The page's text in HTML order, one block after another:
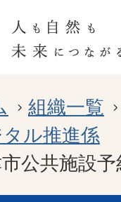
組織一覧
ル推進係
公共施設